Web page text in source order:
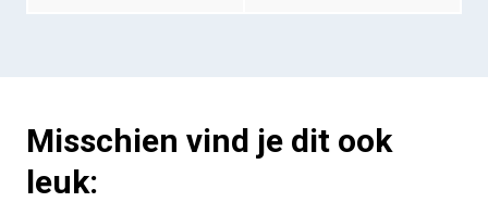
Misschien vind je dit ook
leuk: